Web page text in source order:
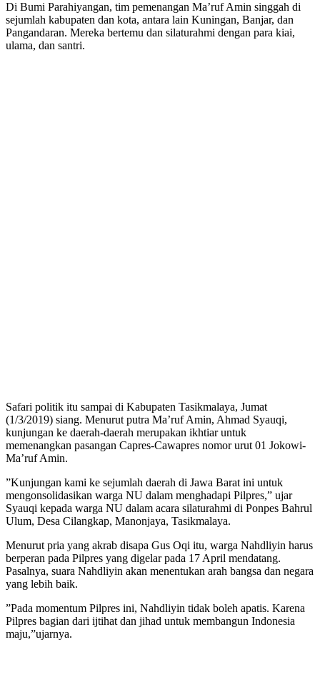
Di Bumi Parahiyangan, tim pemenangan Ma’ruf Amin singgah di
sejumlah kabupaten dan kota, antara lain Kuningan, Banjar, dan
Pangandaran. Mereka bertemu dan silaturahmi dengan para kiai,
ulama, dan santri.
Safari politik itu sampai di Kabupaten Tasikmalaya, Jumat
(1/3/2019) siang. Menurut putra Ma’ruf Amin, Ahmad Syauqi,
kunjungan ke daerah-daerah merupakan ikhtiar untuk
memenangkan pasangan Capres-Cawapres nomor urut 01 Jokowi-
Ma’ruf Amin.
”Kunjungan kami ke sejumlah daerah di Jawa Barat ini untuk
mengonsolidasikan warga NU dalam menghadapi Pilpres,” ujar
Syauqi kepada warga NU dalam acara silaturahmi di Ponpes Bahrul
Ulum, Desa Cilangkap, Manonjaya, Tasikmalaya.
Menurut pria yang akrab disapa Gus Oqi itu, warga Nahdliyin harus
berperan pada Pilpres yang digelar pada 17 April mendatang.
Pasalnya, suara Nahdliyin akan menentukan arah bangsa dan negara
yang lebih baik.
”Pada momentum Pilpres ini, Nahdliyin tidak boleh apatis. Karena
Pilpres bagian dari ijtihat dan jihad untuk membangun Indonesia
maju,”ujarnya.